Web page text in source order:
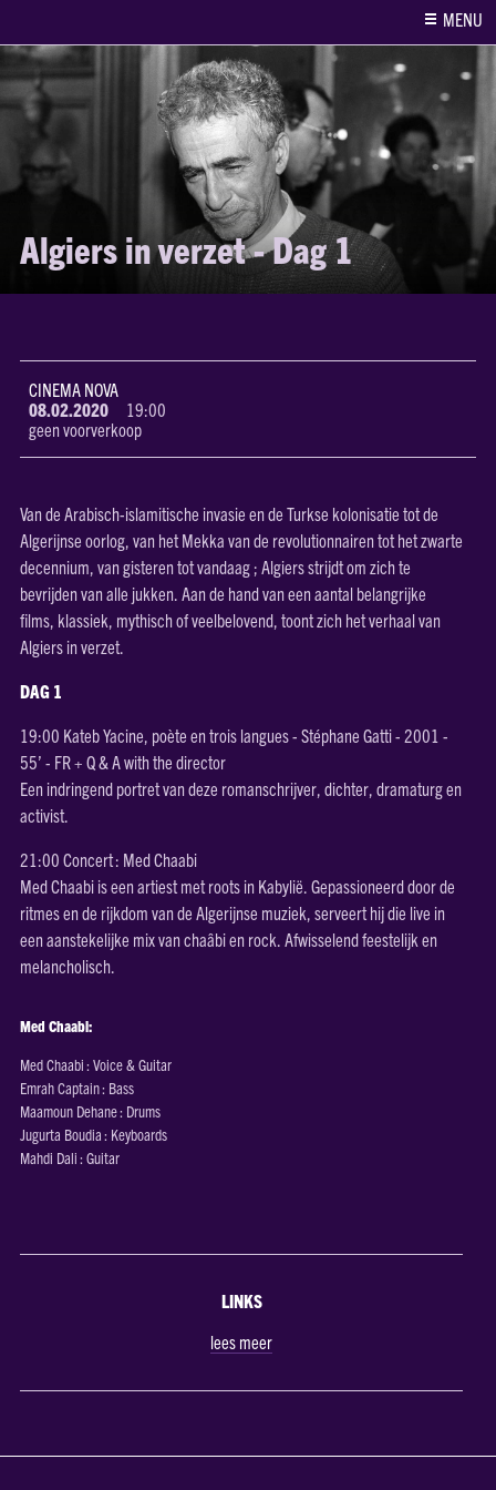
MENU
Algiers in verzet - Dag 1
CINEMA NOVA
08.02.2020 19:00
geen voorverkoop
Van de Arabisch-islamitische invasie en de Turkse kolonisatie tot de
Algerijnse oorlog, van het Mekka van de revolutionnairen tot het zwarte
decennium, van gisteren tot vandaag ; Algiers strijdt om zich te
bevrijden van alle jukken. Aan de hand van een aantal belangrijke
films, klassiek, mythisch of veelbelovend, toont zich het verhaal van
Algiers in verzet.
DAG 1
19:00 Kateb Yacine, poète en trois langues - Stéphane Gatti - 2001 -
55’ - FR + Q & A with the director
Een indringend portret van deze romanschrijver, dichter, dramaturg en
activist.
21:00 Concert : Med Chaabi
Med Chaabi is een artiest met roots in Kabylië. Gepassioneerd door de
ritmes en de rijkdom van de Algerijnse muziek, serveert hij die live in
een aanstekelijke mix van chaâbi en rock. Afwisselend feestelijk en
melancholisch.
Med Chaabi:
Med Chaabi : Voice & Guitar
Emrah Captain : Bass
Maamoun Dehane : Drums
Jugurta Boudia : Keyboards
Mahdi Dali : Guitar
LINKS
lees meer